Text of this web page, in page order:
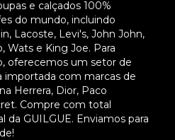
e calçados 100%
do mundo, incluindo
Lacoste, Levi's, John John,
Wats e King Joe. Para
oferecemos um setor de
importada com marcas de
Herrera, Dior, Paco
Compre com total
da GUILGUE. Enviamos para